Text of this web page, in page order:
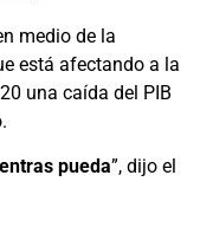
medio de la
está afectando a la
una caída del PIB
pueda”, dijo el